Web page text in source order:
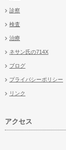
診察
検査
治療
ネサン氏の714X
ブログ
プライバシーポリシー
リンク
アクセス